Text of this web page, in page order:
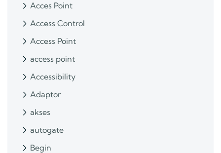
Acces Point
Access Control
Access Point
access point
Accessibility
Adaptor
akses
autogate
Begin